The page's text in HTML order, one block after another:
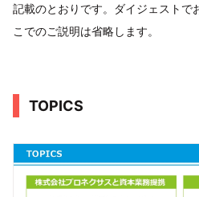
記載のとおりです。ダイジェストで
こでのご説明は省略します。
TOPICS